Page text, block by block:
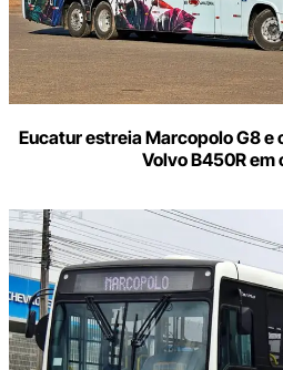
Eucatur estreia Marcopolo G8 e
Volvo B450R em